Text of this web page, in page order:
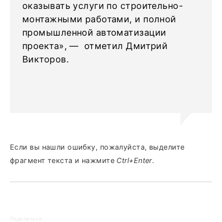
оказывать услуги по строительно-
монтажными работами, и полной
промышленной автоматизации
проекта», — отметил Дмитрий
Викторов.
Если вы нашли ошибку, пожалуйста, выделите
фрагмент текста и нажмите Ctrl+Enter.
Поделиться: